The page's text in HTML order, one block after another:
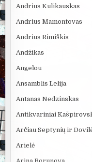
Andrius Kulikauskas
Andrius Mamontovas
Andrius Rimiškis
Andžikas
Angelou
Ansamblis Lelija
Antanas Nedzinskas
Antikvariniai
Arčiau Septynių ir
Arielė